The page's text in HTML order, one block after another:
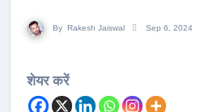
By Rakesh Jaiswal Sep 6, 2024
शेयर करें